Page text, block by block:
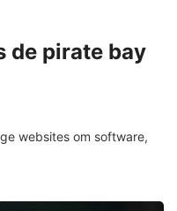
de pirate bay
websites om software,